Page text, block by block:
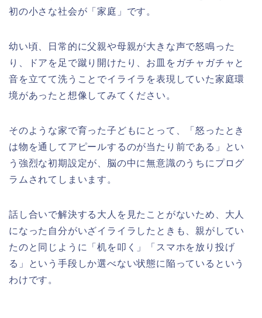
初の小さな社会が「家庭」です。
幼い頃、日常的に父親や母親が大きな声で怒鳴った
り、ドアを足で蹴り開けたり、お皿をガチャガチャと
音を立てて洗うことでイライラを表現していた家庭環
境があったと想像してみてください。
そのような家で育った子どもにとって、「怒ったとき
は物を通してアピールするのが当たり前である」とい
う強烈な初期設定が、脳の中に無意識のうちにプログ
ラムされてしまいます。
話し合いで解決する大人を見たことがないため、大人
になった自分がいざイライラしたときも、親がしてい
たのと同じように「机を叩く」「スマホを放り投げ
る」という手段しか選べない状態に陥っているという
わけです。